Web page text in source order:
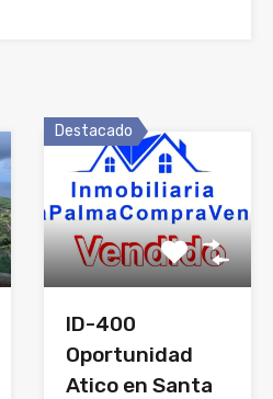
Destacado
ID-400
Oportunidad
Atico en Santa